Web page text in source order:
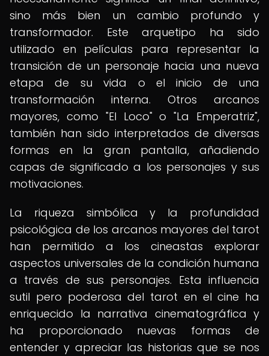
sino más bien un cambio profundo y
transformador. Este arquetipo ha sido
utilizado en películas para representar la
transición de un personaje hacia una nueva
etapa de su vida o el inicio de una
transformación interna. Otros arcanos
mayores, como "El Loco" o "La Emperatriz",
también han sido interpretados de diversas
formas en la gran pantalla, añadiendo
capas de significado a los personajes y sus
motivaciones.
La riqueza simbólica y la profundidad
psicológica de los arcanos mayores del tarot
han permitido a los cineastas explorar
aspectos universales de la condición humana
a través de sus personajes. Esta influencia
sutil pero poderosa del tarot en el cine ha
enriquecido la narrativa cinematográfica y
ha proporcionado nuevas formas de
entender y apreciar las historias que se nos